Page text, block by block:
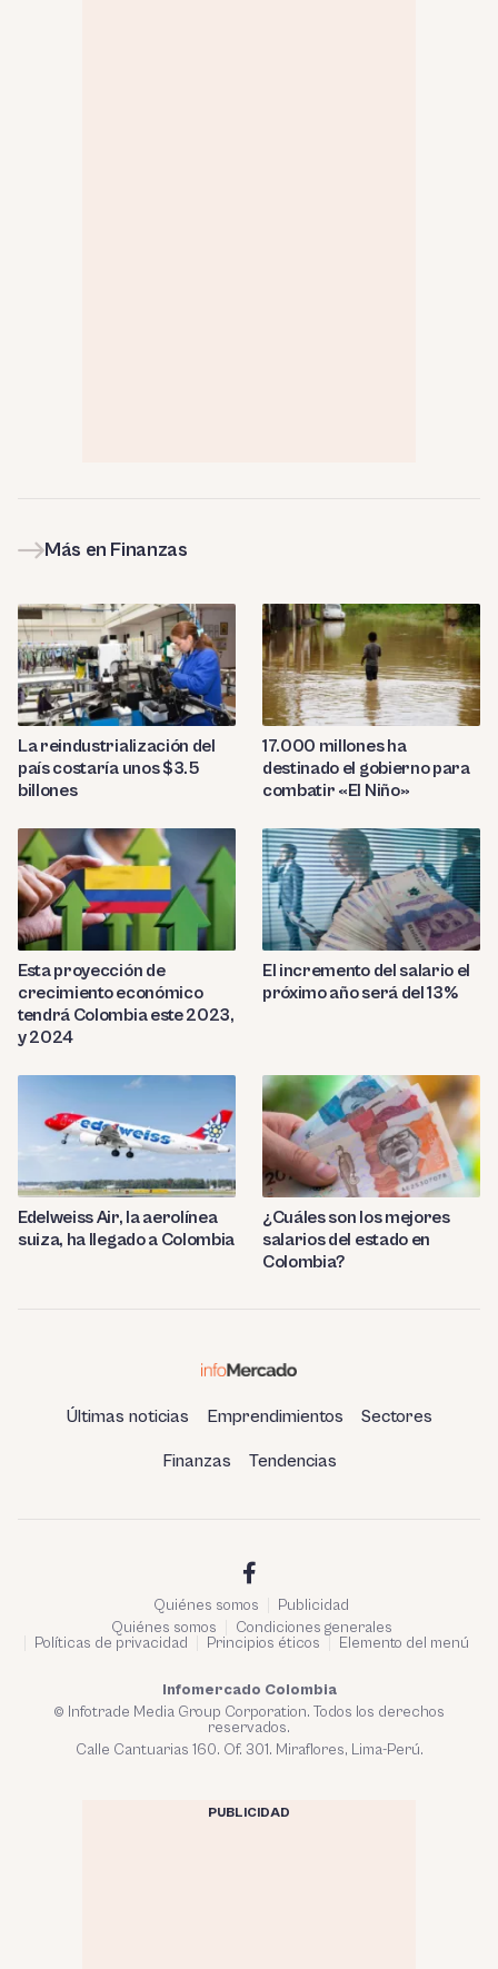
Más en Finanzas
La reindustrialización del
país costaría unos $3.5
billones
17.000 millones ha
destinado el gobierno para
combatir «El Niño»
Esta proyección de
crecimiento económico
tendrá Colombia este 2023,
y 2024
El incremento del salario el
próximo año será del 13%
Edelweiss Air, la aerolínea
suiza, ha llegado a Colombia
¿Cuáles son los mejores
salarios del estado en
Colombia?
Últimas noticias Emprendimientos Sectores
Finanzas Tendencias
Quiénes somos
Publicidad
Quiénes somos
Condiciones generales
Políticas de privacidad
Principios éticos Elemento del menú
Infomercado Colombia
© Infotrade Media Group Corporation. Todos los derechos
reservados.
Calle Cantuarias 160. Of. 301. Miraflores, Lima-Perú.
PUBLICIDAD